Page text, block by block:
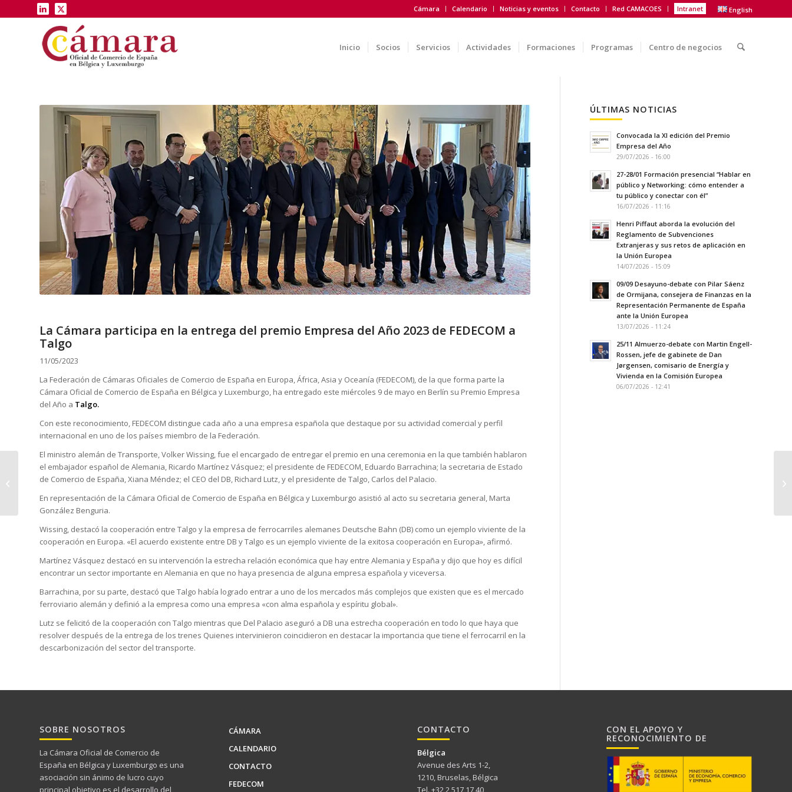
Cámara Calendario Noticias y eventos Contacto Red CAMACOES Intranet English
Inicio Socios Servicios Actividades Formaciones Programas Centro de negocios
La Cámara participa en la entrega del premio Empresa del Año 2023 de FEDECOM a
Talgo
11/05/2023
La Federación de Cámaras Oficiales de Comercio de España en Europa, África, Asia y Oceanía (FEDECOM), de la que forma parte la
Cámara Oficial de Comercio de España en Bélgica y Luxemburgo, ha entregado este miércoles 9 de mayo en Berlín su Premio Empresa
del Año a Talgo.
Con este reconocimiento, FEDECOM distingue cada año a una empresa española que destaque por su actividad comercial y perfil
internacional en uno de los países miembro de la Federación.
El ministro alemán de Transporte, Volker Wissing, fue el encargado de entregar el premio en una ceremonia en la que también hablaron
el embajador español de Alemania, Ricardo Martínez Vásquez; el presidente de FEDECOM, Eduardo Barrachina; la secretaria de Estado
de Comercio de España, Xiana Méndez; el CEO del DB, Richard Lutz, y el presidente de Talgo, Carlos del Palacio.
En representación de la Cámara Oficial de Comercio de España en Bélgica y Luxemburgo asistió al acto su secretaria general, Marta
González Benguria.
Wissing, destacó la cooperación entre Talgo y la empresa de ferrocarriles alemanes Deutsche Bahn (DB) como un ejemplo viviente de la
cooperación en Europa. «El acuerdo existente entre DB y Talgo es un ejemplo viviente de la exitosa cooperación en Europa», afirmó.
Martínez Vásquez destacó en su intervención la estrecha relación económica que hay entre Alemania y España y dijo que hoy es difícil
encontrar un sector importante en Alemania en que no haya presencia de alguna empresa española y viceversa.
Barrachina, por su parte, destacó que Talgo había logrado entrar a uno de los mercados más complejos que existen que es el mercado
ferroviario alemán y definió a la empresa como una empresa «con alma española y espíritu global».
Lutz se felicitó de la cooperación con Talgo mientras que Del Palacio aseguró a DB una estrecha cooperación en todo lo que haya que
resolver después de la entrega de los trenes Quienes intervinieron coincidieron en destacar la importancia que tiene el ferrocarril en la
descarbonización del sector del transporte.
ÚLTIMAS NOTICIAS
Convocada la XI edición del Premio
Empresa del Año
29/07/2026 - 16:00
27-28/01 Formación presencial “Hablar en
público y Networking: cómo entender a
tu público y conectar con él”
16/07/2026 - 11:16
Henri Piffaut aborda la evolución del
Reglamento de Subvenciones
Extranjeras y sus retos de aplicación en
la Unión Europea
14/07/2026 - 15:09
09/09 Desayuno-debate con Pilar Sáenz
de Ormijana, consejera de Finanzas en la
Representación Permanente de España
ante la Unión Europea
13/07/2026 - 11:24
25/11 Almuerzo-debate con Martin Engell-
Rossen, jefe de gabinete de Dan
Jørgensen, comisario de Energía y
Vivienda en la Comisión Europea
06/07/2026 - 12:41
SOBRE NOSOTROS
La Cámara Oficial de Comercio de
España en Bélgica y Luxemburgo es una
asociación sin ánimo de lucro cuyo
principal objetivo es el desarrollo del
CÁMARA
CALENDARIO
CONTACTO
FEDECOM
CONTACTO
Bélgica
Avenue des Arts 1-2,
1210, Bruselas, Bélgica
Tel. +32 2 517 17 40
CON EL APOYO Y
RECONOCIMIENTO DE
El Consorcio DG VET se
reúne en Nicosia para
formaciones para